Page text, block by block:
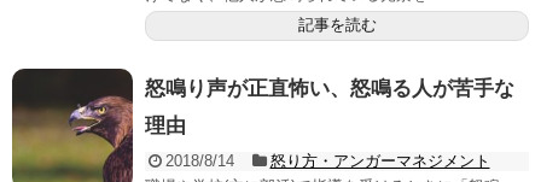
記事を読む
怒鳴り声が正直怖い、怒鳴る人が苦手な
理由
2018/8/14
怒り方・アンガーマネジメント